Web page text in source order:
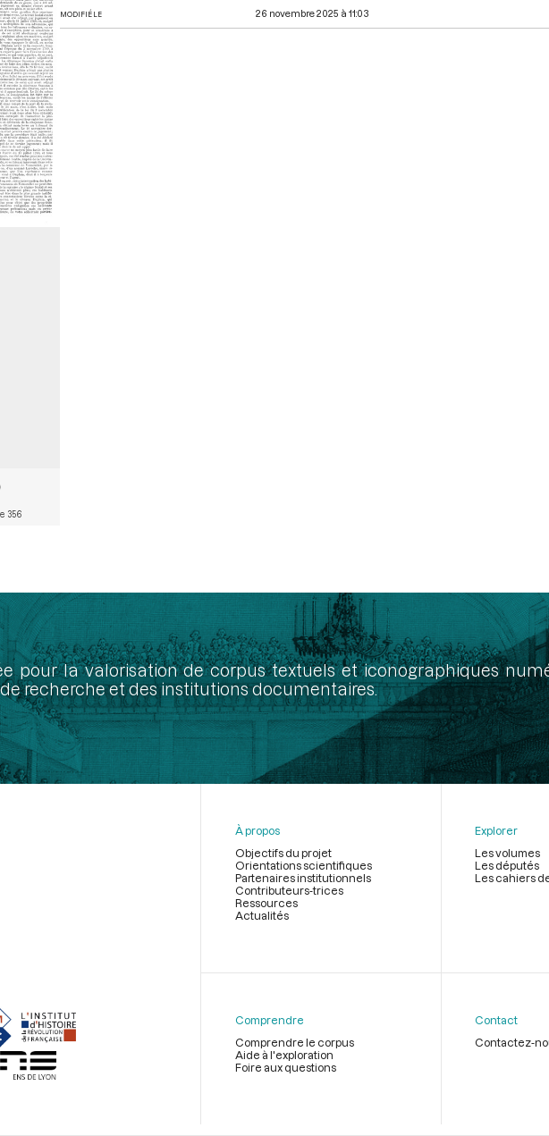
356
MODIFIÉ LE 26 novembre 2025 à 11:03
pour la valorisation de corpus textuels et iconographiques
recherche et des institutions documentaires.
page
À propos
Objectifs du projet
Orientations scientifiques
Partenaires institutionnels
Contributeurs-trices
Ressources
Actualités
Explorer
Les volumes
Les députés
Les cahiers
Comprendre
Comprendre le corpus
Aide à l'exploration
Foire aux questions
Contact
Contactez-